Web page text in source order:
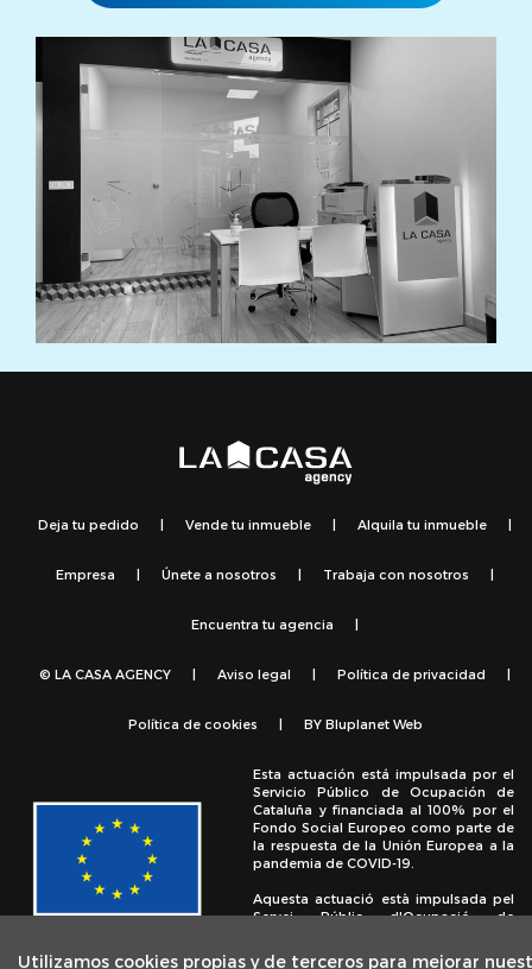
Utilizamos cookies propias y de terceros para mejorar
Deja tu pedido | Vende tu inmueble | Alquila tu inmueble |
Empresa | Únete a nosotros | Trabaja con nosotros |
Encuentra tu agencia |
© LA CASA AGENCY | Aviso legal | Política de privacidad |
Política de cookies | BY Bluplanet Web
Esta actuación está impulsada por el
Servicio Público de Ocupación de
Cataluña y financiada al 100% por el
Fondo Social Europeo como parte de
la respuesta de la Unión Europea a la
pandemia de COVID-19.
Aquesta actuació està impulsada pel
Servei Públic d'Ocupació de
Fons Social Europeu com a part de la